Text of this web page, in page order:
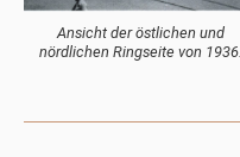
Ansicht der östlichen und
nördlichen Ringseite von 1936.